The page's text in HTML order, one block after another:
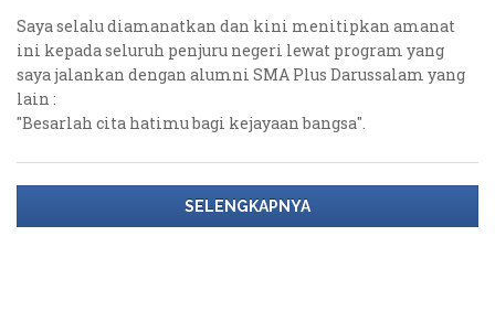
Saya selalu diamanatkan dan kini menitipkan amanat
ini kepada seluruh penjuru negeri lewat program yang
saya jalankan dengan alumni SMA Plus Darussalam yang
lain :
"Besarlah cita hatimu bagi kejayaan bangsa".
SELENGKAPNYA